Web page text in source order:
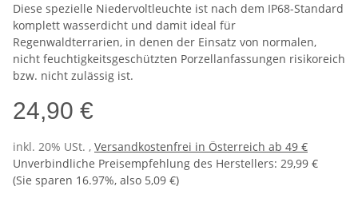
Diese spezielle Niedervoltleuchte ist nach dem IP68-Standard
komplett wasserdicht und damit ideal für
Regenwaldterrarien, in denen der Einsatz von normalen,
nicht feuchtigkeitsgeschützten Porzellanfassungen risikoreich
bzw. nicht zulässig ist.
24,90 €
inkl. 20% USt. , Versandkostenfrei in Österreich ab 49 €
Unverbindliche Preisempfehlung des Herstellers: 29,99 €
(Sie sparen 16.97%, also 5,09 €)